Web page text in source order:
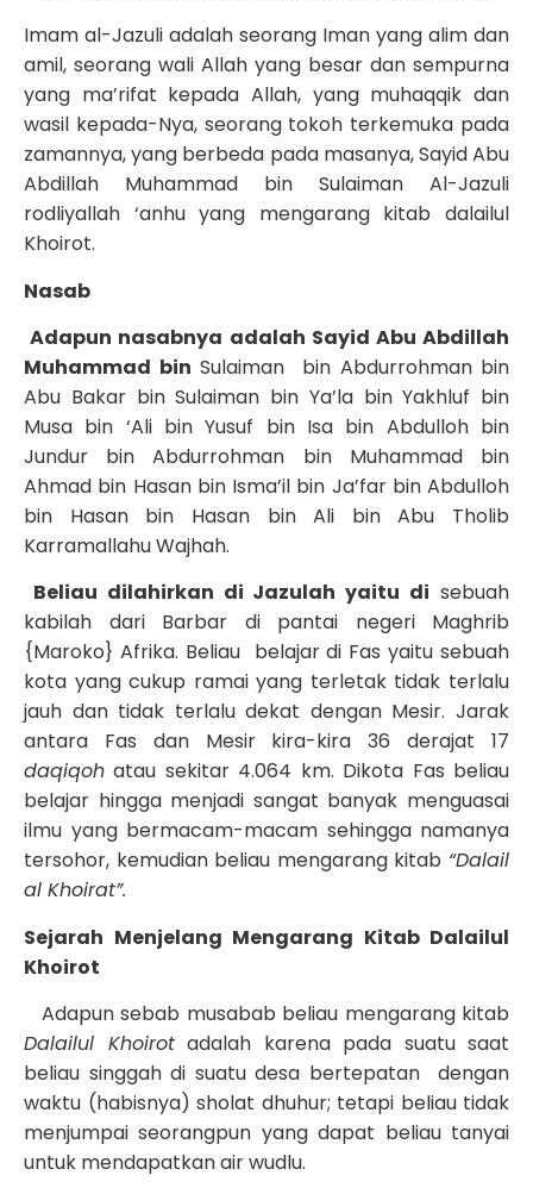
Imam al-Jazuli adalah seorang Iman yang alim dan
amil, seorang wali Allah yang besar dan sempurna
yang ma’rifat kepada Allah, yang muhaqqik dan
wasil kepada-Nya, seorang tokoh terkemuka pada
zamannya, yang berbeda pada masanya, Sayid Abu
Abdillah Muhammad bin Sulaiman Al-Jazuli
rodliyallah ‘anhu yang mengarang kitab dalailul
Khoirot.
Nasab
Adapun nasabnya adalah Sayid Abu Abdillah
Muhammad bin Sulaiman bin Abdurrohman bin
Abu Bakar bin Sulaiman bin Ya’la bin Yakhluf bin
Musa bin ‘Ali bin Yusuf bin Isa bin Abdulloh bin
Jundur bin Abdurrohman bin Muhammad bin
Ahmad bin Hasan bin Isma’il bin Ja’far bin Abdulloh
bin Hasan bin Hasan bin Ali bin Abu Tholib
Karramallahu Wajhah.
Beliau dilahirkan di Jazulah yaitu di sebuah
kabilah dari Barbar di pantai negeri Maghrib
{Maroko} Afrika. Beliau belajar di Fas yaitu sebuah
kota yang cukup ramai yang terletak tidak terlalu
jauh dan tidak terlalu dekat dengan Mesir. Jarak
antara Fas dan Mesir kira-kira 36 derajat 17
daqiqoh atau sekitar 4.064 km. Dikota Fas beliau
belajar hingga menjadi sangat banyak menguasai
ilmu yang bermacam-macam sehingga namanya
tersohor, kemudian beliau mengarang kitab “Dalail
al Khoirat”.
Sejarah Menjelang Mengarang Kitab Dalailul
Khoirot
Adapun sebab musabab beliau mengarang kitab
Dalailul Khoirotadalah karena pada suatu saat
beliau singgah di suatu desa bertepatan dengan
waktu (habisnya) sholat dhuhur; tetapi beliau tidak
menjumpai seorangpun yang dapat beliau tanyai
untuk mendapatkan air wudlu.